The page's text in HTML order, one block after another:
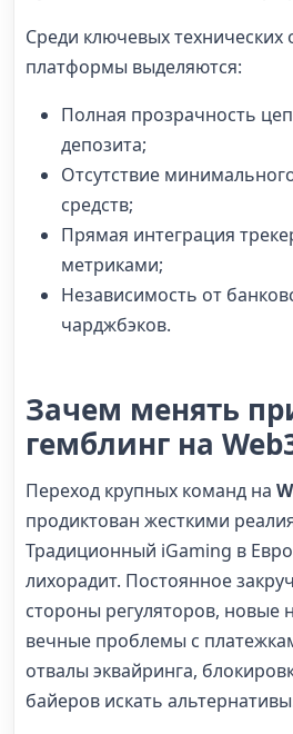
Среди ключевых технических
платформы выделяются:
Полная прозрачность
депозита;
Отсутствие
средств;
Прямая интеграция
метриками;
Независимость от
чарджбэков.
Зачем менять
гемблинг на
Переход крупных команд на
продиктован жесткими
Традиционный iGaming в
лихорадит. Постоянное
стороны регуляторов, новые
вечные проблемы с
отвалы эквайринга,
байеров искать